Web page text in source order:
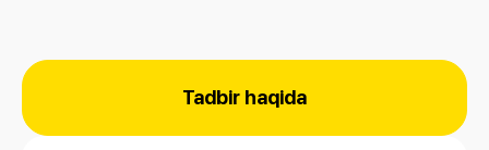
Tadbir haqida